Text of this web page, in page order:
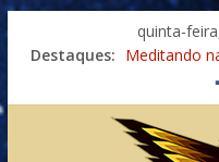
quinta-
Destaques: Meditando
Xamanismo
Totens –
Imaginação